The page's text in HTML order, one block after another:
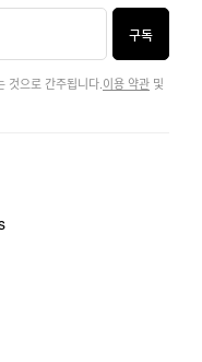
구독
것으로 간주됩니다. 이용 약관 및